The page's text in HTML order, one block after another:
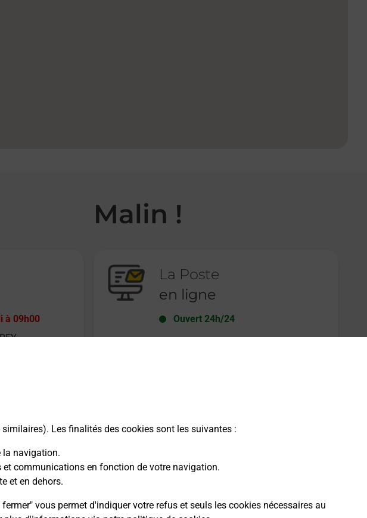
Les finalités des cookies sont les suivantes :
la navigation.
communications en fonction de votre navigation.
et en dehors.
vous permet d'indiquer votre refus et seuls les cookies nécessaires au
à 09h00
Malin !
La Poste
en ligne
Ouvert 24h/24